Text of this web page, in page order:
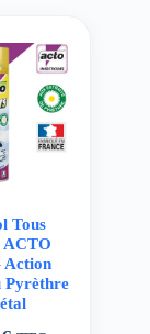
Tous
ACTO
Action
Pyrèthre